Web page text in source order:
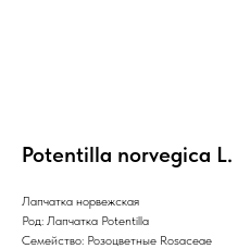
Potentilla norvegica L.
Лапчатка норвежская
Род: Лапчатка Potentilla
Семейство: Розоцветные Rosaceae